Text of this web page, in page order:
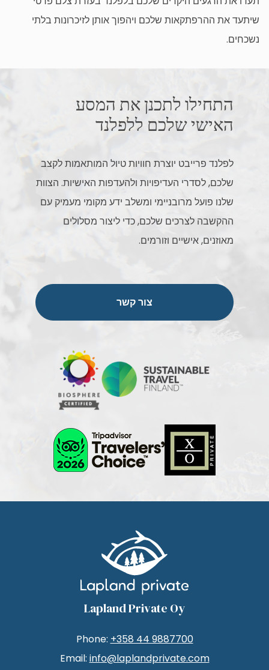
שיתעד את ההרפתקאות שלכם ויהפוך אותן לזיכרונות בלתי
נשכחים.
התחילו לתכנן את המסע
האישי שלכם ללפלנד
לפלנד פרייבט יוצרת חוויות טיול המותאמות לקצב
שלכם, לסדרי העדיפויות ולהעדפות האישיות. הצוות
שלנו פועל מרובניימי ומשלב ידע מקומי מעמיק עם
ההקשבה לצרכים שלכם, כדי ליצור מסלולים
מאוזנים, אישיים וזורמים.
צור קשר
Lapland Private Oy
Phone: +358 44 9887700
Email: info@laplandprivate.com